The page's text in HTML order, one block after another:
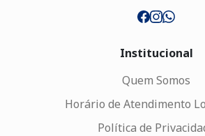
Institucional
Quem Somos
Horário de Atendimento
Política de